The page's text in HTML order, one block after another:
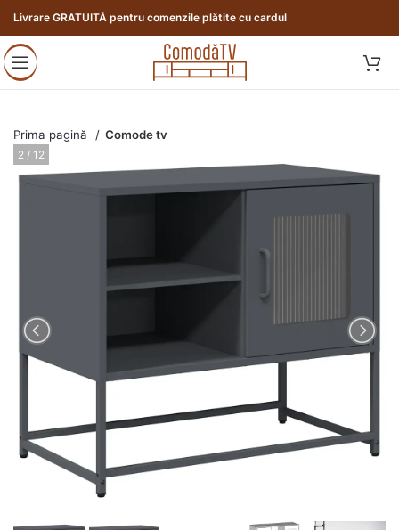
Livrare GRATUITĂ pentru comenzile plătite cu cardul
Prima pagină Comode tv
3 / 12